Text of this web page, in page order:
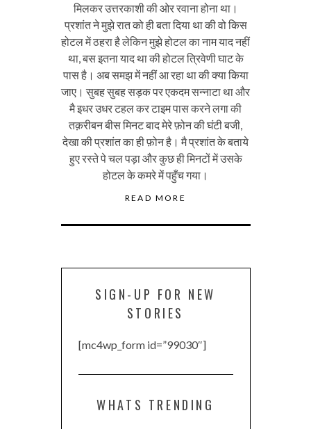
मिलकर उत्तरकाशी की ओर रवाना होना था।
प्रशांत ने मुझे रात को ही बता दिया था की वो किस
होटल में ठहरा है लेकिन मुझे होटल का नाम याद नहीं
था, बस इतना याद था की होटल त्रिवेणी घाट के
पास है। अब समझ में नहीं आ रहा था की क्या किया
जाए। सुबह सुबह सड़क पर एकदम सन्नाटा था और
मै इधर उधर टहल कर टाइम पास करने लगा की
तक़रीबन बीस मिनट बाद मेरे फ़ोन की घंटी बजी,
देखा की प्रशांत का ही फ़ोन है। मै प्रशांत के बताये
हुए रस्ते पे चल पड़ा और कुछ ही मिनटों में उसके
होटल के कमरे में पहुँच गया।
READ MORE
SIGN-UP FOR NEW
STORIES
[mc4wp_form id=”99030″]
WHATS TRENDING